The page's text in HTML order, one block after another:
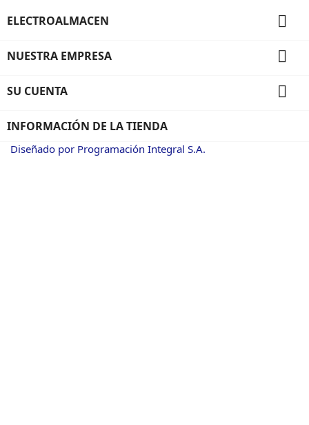
ELECTROALMACEN 
NUESTRA EMPRESA 
SU CUENTA 
INFORMACIÓN DE LA TIENDA
Diseñado por Programación Integral S.A.